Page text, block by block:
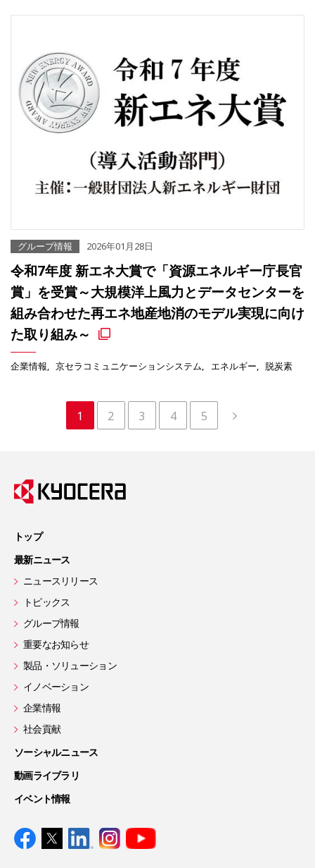
グループ情報 2026年01月28日
令和7年度 新エネ大賞で「資源エネルギー庁長官
賞」を受賞～大規模洋上風力とデータセンターを
組み合わせた再エネ地産地消のモデル実現に向け
た取り組み～
企業情報 京セラコミュニケーションシステム エネルギー 脱炭素
1 2 3 4 5
トップ
最新ニュース
ニュースリリース
トピックス
グループ情報
重要なお知らせ
製品・ソリューション
イノベーション
企業情報
社会貢献
ソーシャルニュース
動画ライブラリ
イベント情報